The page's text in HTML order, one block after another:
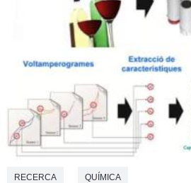
RECERCA QUÍMICA